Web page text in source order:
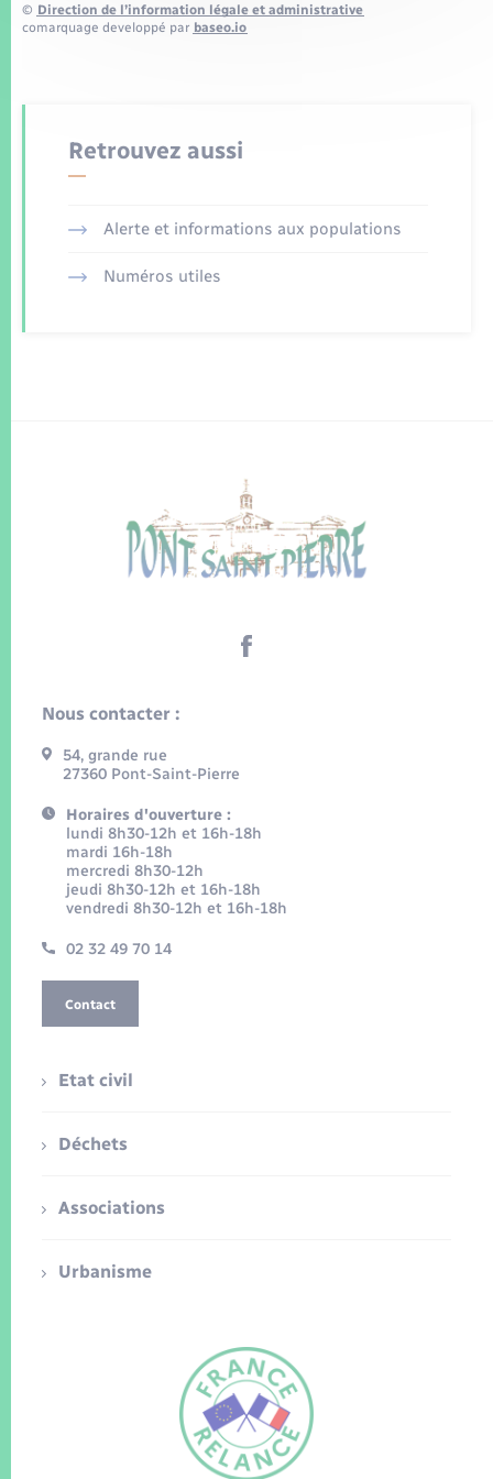
© Direction de l’information légale et administrative
comarquage developpé par baseo.io
Retrouvez aussi
Alerte et informations aux populations
Numéros utiles
Nous contacter :
54, grande rue
27360 Pont-Saint-Pierre
Horaires d'ouverture :
lundi 8h30-12h et 16h-18h
mardi 16h-18h
mercredi 8h30-12h
jeudi 8h30-12h et 16h-18h
vendredi 8h30-12h et 16h-18h
02 32 49 70 14
Contact
Etat civil
Déchets
Associations
Urbanisme